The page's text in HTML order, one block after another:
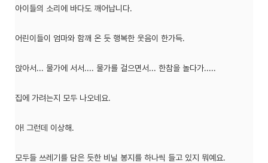
아이들의 소리에 바다도 깨어납니다.
어린이들이 엄마와 함깨 온 듯 행복한 웃음이 한가득.
앉아서... 물가에 서서.... 물가를 걸으면서... 한참을 놀다가.....
집에 가려는지 모두 나오네요.
아! 그런데 이상해.
모두들 쓰레기를 담은 듯한 비닐 봉지를 하나씩 들고 있지 뭐예요.